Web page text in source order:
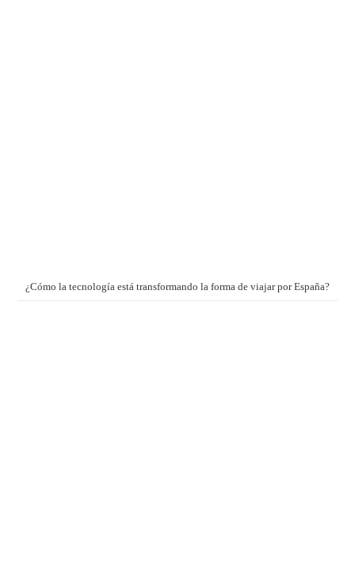
¿Cómo la tecnología está transformando la forma de viajar por España?